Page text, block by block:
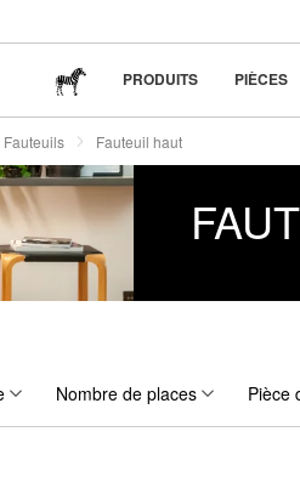
de trouver la beauté dans la
PRODUITS PIÈCES
Fauteuils Fauteuil haut
Nombre de places Pièce